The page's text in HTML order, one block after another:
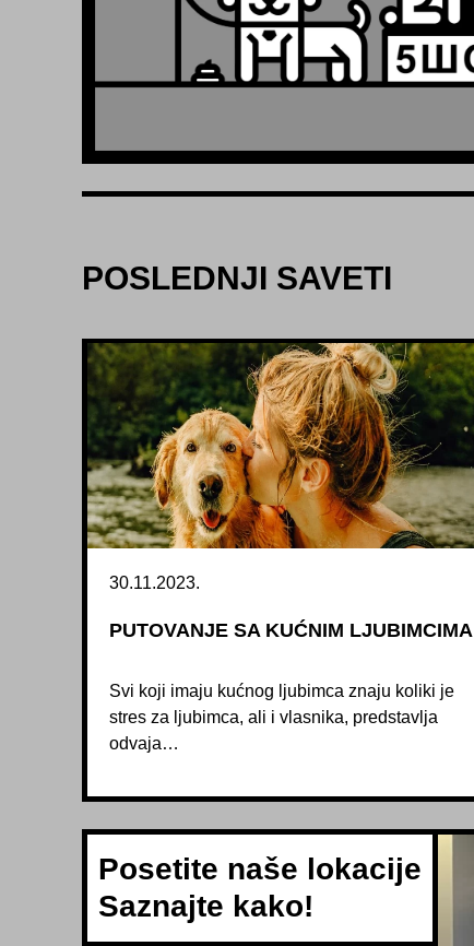
POSLEDNJI SAVETI
30.11.2023.
PUTOVANJE SA KUĆNIM LJUBIMCIMA
Svi koji imaju kućnog ljubimca znaju koliki je
stres za ljubimca, ali i vlasnika, predstavlja
odvaja…
Posetite naše lokacije
Saznajte kako!